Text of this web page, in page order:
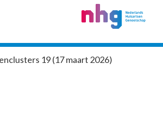
19 (17 maart 2026)